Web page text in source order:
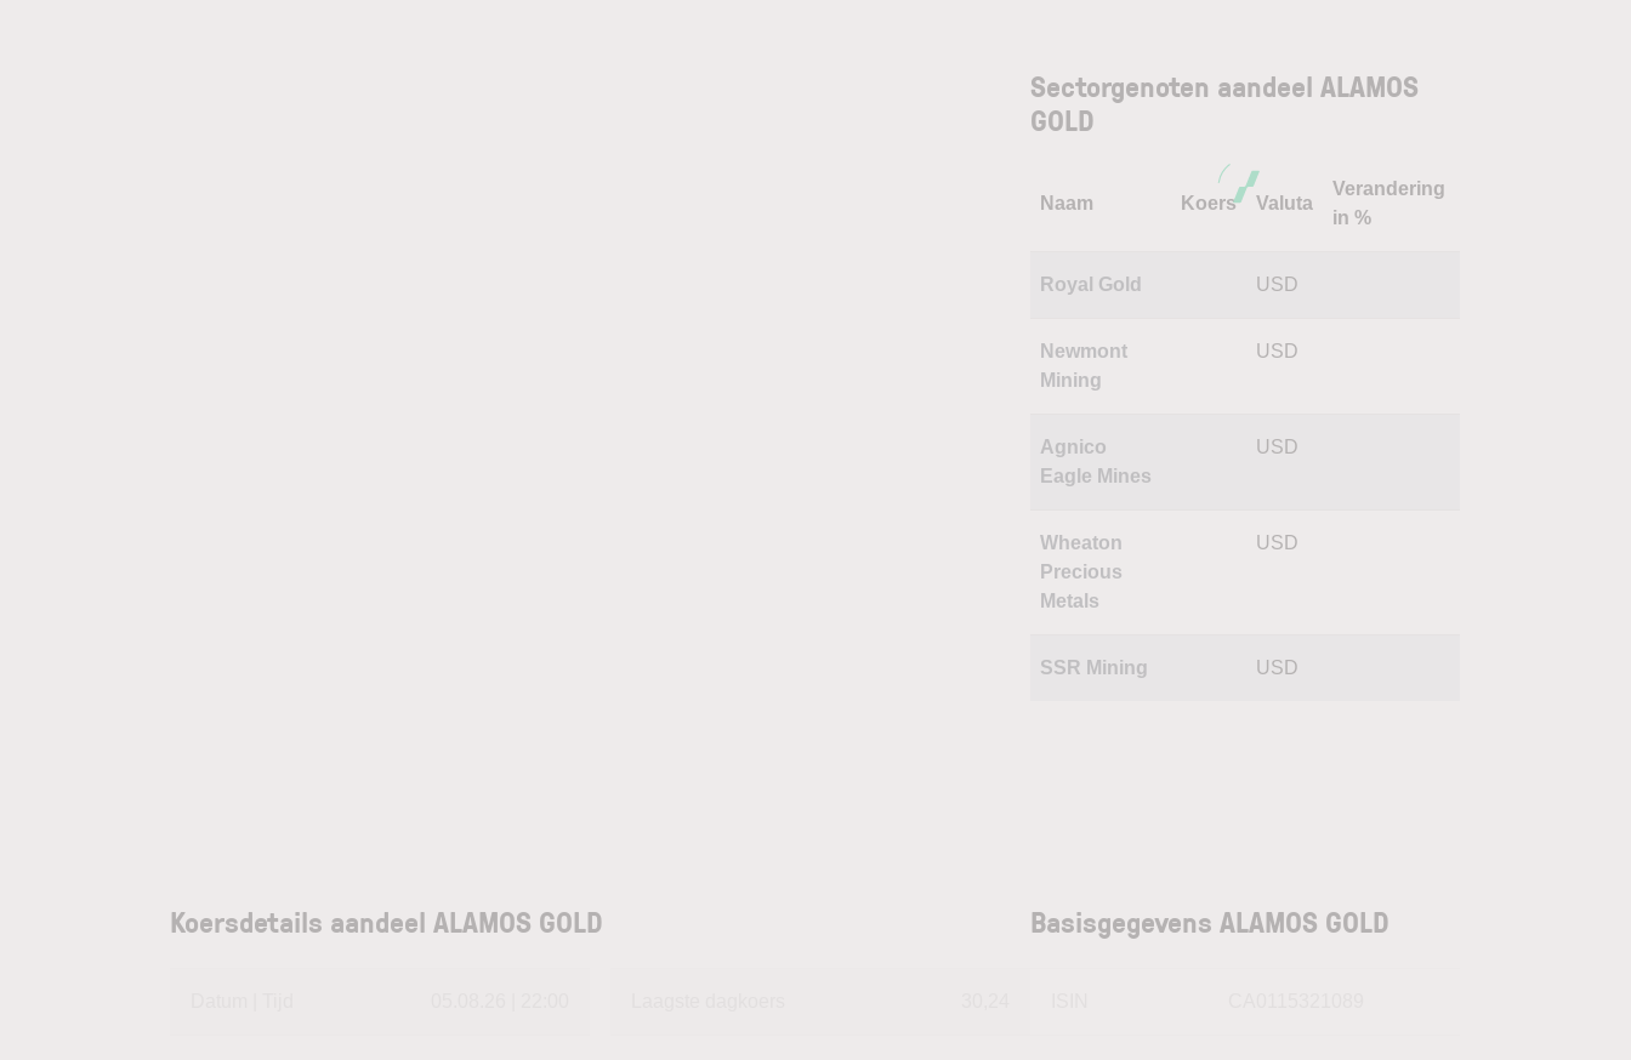
Sectorgenoten aandeel ALAMOS
GOLD
Naam Koers Valuta
Verandering
in %
Royal Gold USD
Newmont
Mining
USD
Agnico
Eagle Mines
USD
Wheaton
Precious
Metals
USD
SSR Mining USD
Koersdetails aandeel ALAMOS GOLD Basisgegevens ALAMOS GOLD